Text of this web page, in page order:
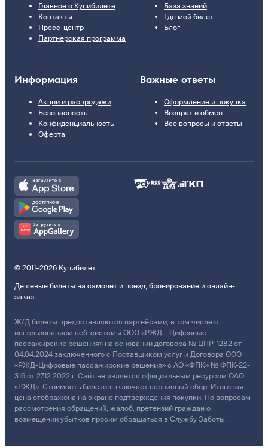
Главное о Купибилете
Контакты
Пресс-центр
Партнерская программа
База знаний
Где мой билет
Блог
Информация
Акции и распродажи
Безопасность
Конфиденциальность
Оферта
Важные ответы
Оформление и покупка
Возврат и обмен
Все вопросы и ответы
© 2011–2026 Купибилет
Дешевые билеты на самолет и поезд, бронирование и онлайн-
заказ
Ж/Д билеты предоставляются партнёрами, в том числе с
использованием веб-системы ООО «РЖД – Цифровые
пассажирские решения» на основании договора № ЦПР-1282 от
04.04.2024 заключенного с Поставщиком услуг и Договора ООО
«РЖД-Цифровые пассажирские решения» с АО «ФПК» № ФПК-22-
316 от 27.12.2022 г. Сайт не является официальным ресурсом ОАО
«РЖД». Стоимость билетов включает сервисный сбор. Итоговая
цена отображена на экране подтверждения покупки. По вопросам
рассмотрения обращений, жалоб, претензий граждан о
возмещении убытков просим обращаться в Службу Заботы.